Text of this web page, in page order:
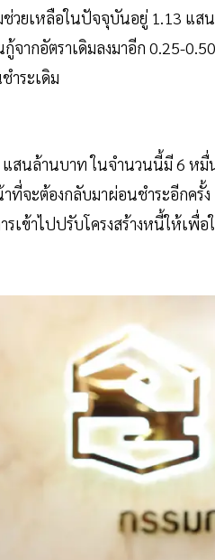
ช่วยเหลือในปัจจุบันอยู่ 1.13 แส
จากอัตราเดิมลงมาอีก 0.25-
ำระเดิม
แสนล้านบาท ในจำนวนนี้มี 6 ห
จะต้องกลับมาผ่อนชำระอีกครั้
เข้าไปปรับโครงสร้างหนี้ให้เพื่